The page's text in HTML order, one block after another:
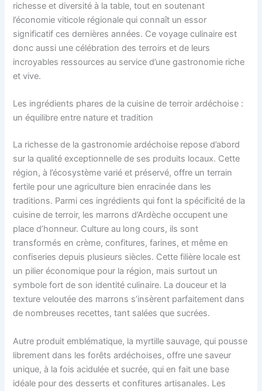
richesse et diversité à la table, tout en soutenant
l’économie viticole régionale qui connaît un essor
significatif ces dernières années. Ce voyage culinaire est
donc aussi une célébration des terroirs et de leurs
incroyables ressources au service d’une gastronomie riche
et vive.
Les ingrédients phares de la cuisine de terroir ardéchoise :
un équilibre entre nature et tradition
La richesse de la gastronomie ardéchoise repose d’abord
sur la qualité exceptionnelle de ses produits locaux. Cette
région, à l’écosystème varié et préservé, offre un terrain
fertile pour une agriculture bien enracinée dans les
traditions. Parmi ces ingrédients qui font la spécificité de la
cuisine de terroir, les marrons d’Ardèche occupent une
place d’honneur. Culture au long cours, ils sont
transformés en crème, confitures, farines, et même en
confiseries depuis plusieurs siècles. Cette filière locale est
un pilier économique pour la région, mais surtout un
symbole fort de son identité culinaire. La douceur et la
texture veloutée des marrons s’insèrent parfaitement dans
de nombreuses recettes, tant salées que sucrées.
Autre produit emblématique, la myrtille sauvage, qui pousse
librement dans les forêts ardéchoises, offre une saveur
unique, à la fois acidulée et sucrée, qui en fait une base
idéale pour des desserts et confitures artisanales. Les